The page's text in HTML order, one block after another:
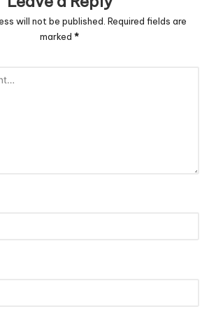
will not be published. Required fields are
marked *